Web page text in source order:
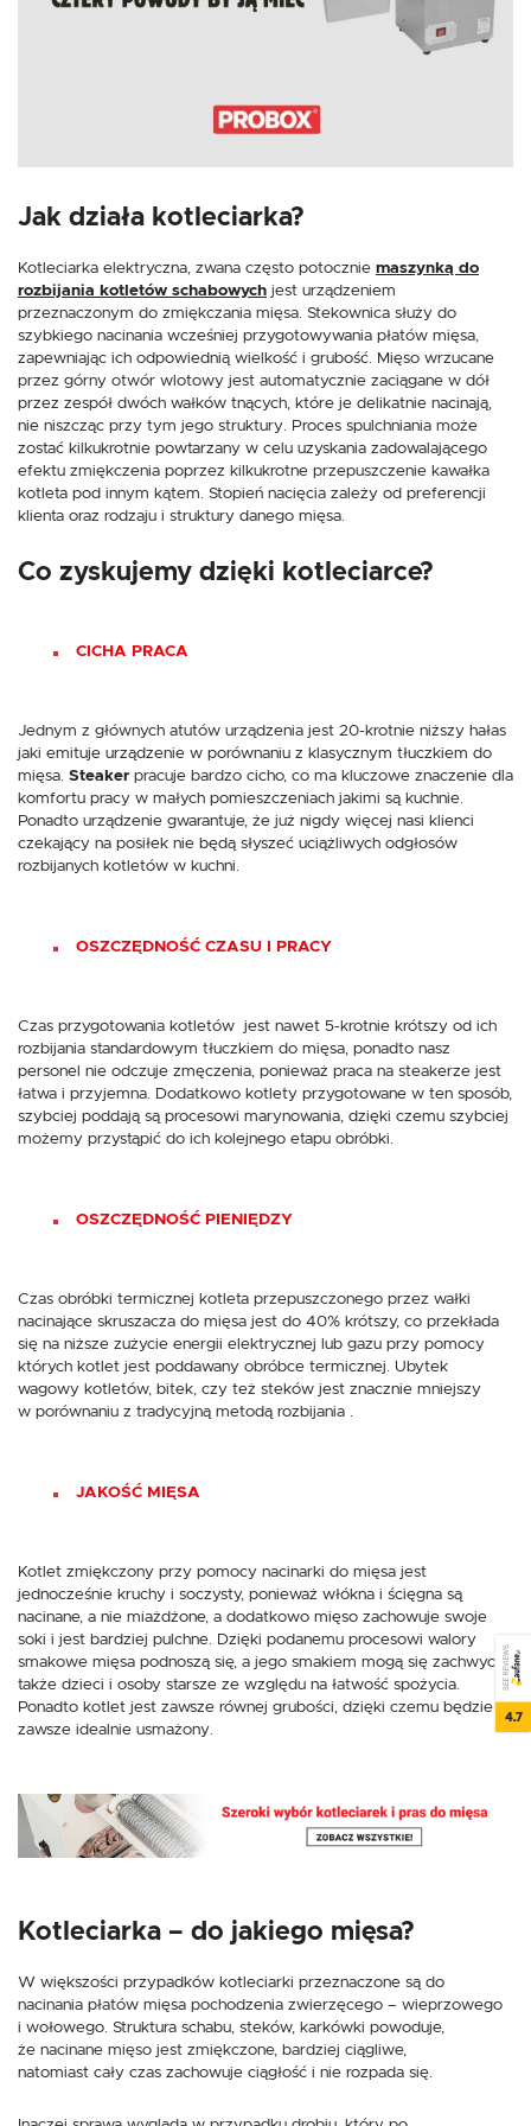
Jak działa kotleciarka?
Kotleciarka elektryczna, zwana często potocznie maszynką do
rozbijania kotletów schabowych jest urządzeniem
przeznaczonym do zmiękczania mięsa. Stekownica służy do
szybkiego nacinania wcześniej przygotowywania płatów mięsa,
zapewniając ich odpowiednią wielkość i grubość. Mięso wrzucane
przez górny otwór wlotowy jest automatycznie zaciągane w dół
przez zespół dwóch wałków tnących, które je delikatnie nacinają,
nie niszcząc przy tym jego struktury. Proces spulchniania może
zostać kilkukrotnie powtarzany w celu uzyskania zadowalającego
efektu zmiękczenia poprzez kilkukrotne przepuszczenie kawałka
kotleta pod innym kątem. Stopień nacięcia zależy od preferencji
klienta oraz rodzaju i struktury danego mięsa.
Co zyskujemy dzięki kotleciarce?
CICHA PRACA
Jednym z głównych atutów urządzenia jest 20-krotnie niższy hałas
jaki emituje urządzenie w porównaniu z klasycznym tłuczkiem do
mięsa. Steaker pracuje bardzo cicho, co ma kluczowe znaczenie dla
komfortu pracy w małych pomieszczeniach jakimi są kuchnie.
Ponadto urządzenie gwarantuje, że już nigdy więcej nasi klienci
czekający na posiłek nie będą słyszeć uciążliwych odgłosów
rozbijanych kotletów w kuchni.
OSZCZĘDNOŚĆ CZASU I PRACY
Czas przygotowania kotletów jest nawet 5-krotnie krótszy od ich
rozbijania standardowym tłuczkiem do mięsa, ponadto nasz
personel nie odczuje zmęczenia, ponieważ praca na steakerze jest
łatwa i przyjemna. Dodatkowo kotlety przygotowane w ten sposób,
szybciej poddają są procesowi marynowania, dzięki czemu szybciej
możemy przystąpić do ich kolejnego etapu obróbki.
OSZCZĘDNOŚĆ PIENIĘDZY
Czas obróbki termicznej kotleta przepuszczonego przez wałki
nacinające skruszacza do mięsa jest do 40% krótszy, co przekłada
się na niższe zużycie energii elektrycznej lub gazu przy pomocy
których kotlet jest poddawany obróbce termicznej. Ubytek
wagowy kotletów, bitek, czy też steków jest znacznie mniejszy
w porównaniu z tradycyjną metodą rozbijania .
JAKOŚĆ MIĘSA
Kotlet zmiękczony przy pomocy nacinarki do mięsa jest
jednocześnie kruchy i soczysty, ponieważ włókna i ścięgna są
nacinane, a nie miażdżone, a dodatkowo mięso zachowuje swoje
soki i jest bardziej pulchne. Dzięki podanemu procesowi walory
smakowe mięsa podnoszą się, a jego smakiem mogą się zachwycać
także dzieci i osoby starsze ze względu na łatwość spożycia.
Ponadto kotlet jest zawsze równej grubości, dzięki czemu będzie
zawsze idealnie usmażony.
Kotleciarka – do jakiego mięsa?
W większości przypadków kotleciarki przeznaczone są do
nacinania płatów mięsa pochodzenia zwierzęcego – wieprzowego
i wołowego. Struktura schabu, steków, karkówki powoduje,
że nacinane mięso jest zmiękczone, bardziej ciągliwe,
natomiast cały czas zachowuje ciągłość i nie rozpada się.
korzystania z funkcjonalności naszej strony poprzez dopasowanie jej do
Twoich indywidualnych preferencji. Wyrażenie zgody na funkcjonalne i
personalizacyjne pliki cookies gwarantuje dostępność większej ilości funkcji
Więcej
Analityczne pliki cookies pomagają nam rozwijać się i dostosowywać do
wykorzystywania witryny internetowej, miejsca oraz częstotliwości, z jaką
naszych serwisów internetowych pod względem ich popularności wśród
użytkowników. Zgromadzone informacje są przetwarzane w formie
dostępność wszystkich funkcjonalności.
Więcej
Dzięki reklamowym plikom cookies prezentujemy Ci najciekawsze
informacje i aktualności na stronach naszych partnerów.
Promocyjne pliki cookies służą do prezentowania Ci naszych komunikatów
na podstawie analizy Twoich upodobań oraz Twoich zwyczajów
dotyczących przeglądanej witryny internetowej. Treści promocyjne mogą
pojawić się na stronach podmiotów trzecich lub firm będących naszymi
partnerami oraz innych dostawców usług. Firmy te działają w charakterze
pośredników prezentujących nasze treści w postaci wiadomości, ofert,
komunikatów mediów społecznościowych.
SEE REVIEWS
4.7